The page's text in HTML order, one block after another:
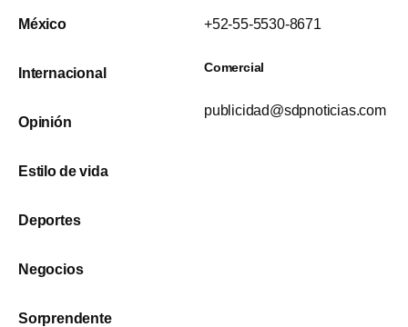
México
Internacional
Opinión
Estilo de vida
Deportes
Negocios
Sorprendente
+52-55-5530-8671
Comercial
publicidad@sdpnoticias.com